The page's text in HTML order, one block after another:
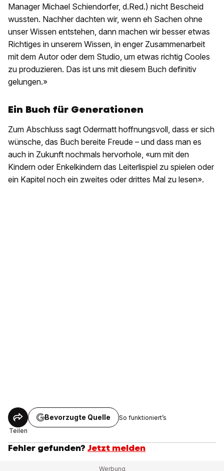
Manager Michael Schiendorfer, d.Red.) nicht Bescheid
wussten. Nachher dachten wir, wenn eh Sachen ohne
unser Wissen entstehen, dann machen wir besser etwas
Richtiges in unserem Wissen, in enger Zusammenarbeit
mit dem Autor oder dem Studio, um etwas richtig Cooles
zu produzieren. Das ist uns mit diesem Buch definitiv
gelungen.»
Ein Buch für Generationen
Zum Abschluss sagt Odermatt hoffnungsvoll, dass er sich
wünsche, das Buch bereite Freude – und dass man es
auch in Zukunft nochmals hervorhole, «um mit den
Kindern oder Enkelkindern das Leiterlispiel zu spielen oder
ein Kapitel noch ein zweites oder drittes Mal zu lesen».
Teilen
Bevorzugte Quelle So funktioniert’s
Fehler gefunden? Jetzt melden